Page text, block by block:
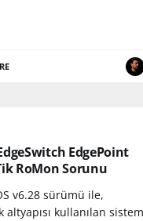
EdgePoint
RoMon Sorunu
v6.28 sürümü ile,
altyapısı kullanılan sistem